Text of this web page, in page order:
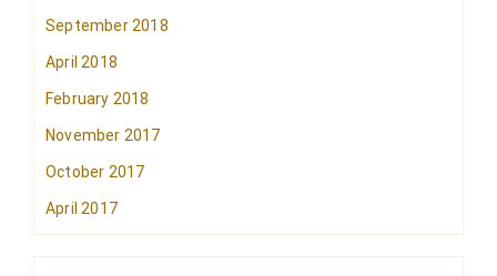
September 2018
April 2018
February 2018
November 2017
October 2017
April 2017